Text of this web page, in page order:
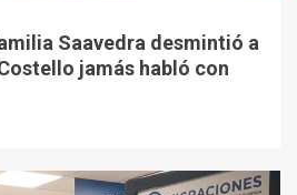
Saavedra desmintió a
jamás habló con